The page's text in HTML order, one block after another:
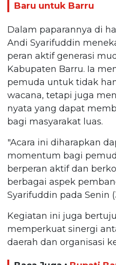
Baru untuk Barru
Dalam paparannya di
Andi Syarifuddin
peran aktif generasi
Kabupaten Barru. Ia
pemuda untuk tidak
wacana, tetapi juga
nyata yang dapat
bagi masyarakat luas.
"Acara ini diharapkan
momentum bagi
berperan aktif dan
berbagai aspek
Syarifuddin pada Senin
Kegiatan ini juga
memperkuat sinergi
daerah dan organisasi